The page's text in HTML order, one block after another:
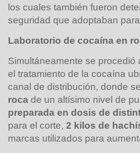
los cuales también fueron
seguridad que adoptaban
Laboratorio de cocaína en
Simultáneamente se
el tratamiento de la cocaína
canal de distribución, donde
roca de un altísimo nivel de
preparada en dosis de
para el corte, 2 kilos de
marcas utilizados para